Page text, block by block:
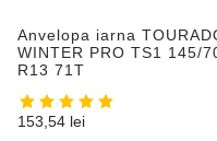
Anvelopa iarna
WINTER PRO TS1 145/
R13 71T
153,54 lei